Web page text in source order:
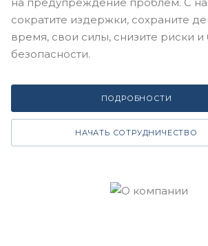
сократите издержки, сохраните
время, свои силы, снизите риски и
безопасности.
ПОДРОБНОСТИ
НАЧАТЬ СОТРУДНИЧЕСТВО